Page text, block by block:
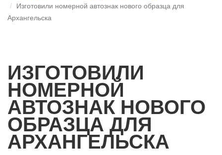
Изготовили номерной автознак нового образца для
Архангельска
ИЗГОТОВИЛИ
НОМЕРНОЙ
АВТОЗНАК НОВОГО
ОБРАЗЦА ДЛЯ
АРХАНГЕЛЬСКА